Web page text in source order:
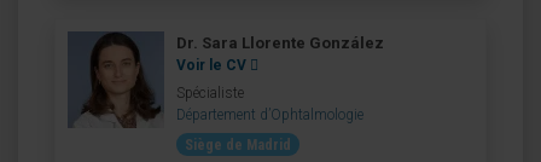
Dr. Sara Llorente González
Voir le CV
Spécialiste
Département d’Ophtalmologie
Siège de Madrid